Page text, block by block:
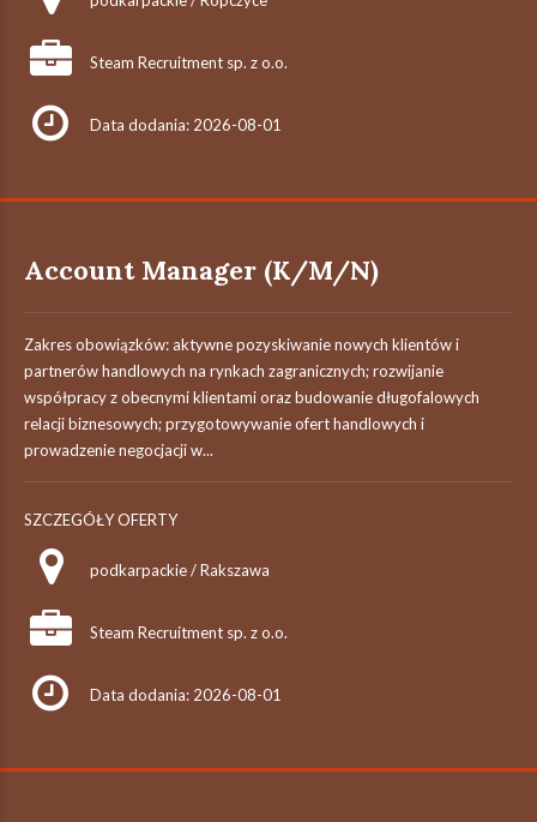
Steam Recruitment sp. z o.o.
Data dodania: 2026-08-01
Account Manager (K/M/N)
Zakres obowiązków: aktywne pozyskiwanie nowych klientów i
partnerów handlowych na rynkach zagranicznych; rozwijanie
współpracy z obecnymi klientami oraz budowanie długofalowych
relacji biznesowych; przygotowywanie ofert handlowych i
prowadzenie negocjacji w...
SZCZEGÓŁY OFERTY
podkarpackie / Rakszawa
Steam Recruitment sp. z o.o.
Data dodania: 2026-08-01